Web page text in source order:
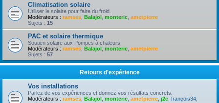
Climatisation solaire
Utiliser le solaire pour faire du froid.
Modérateurs : ramses Balajol monteric ametpierre
Sujets : 15
PAC et solaire thermique
Soutien solaire aux Pompes à chaleurs
Modérateurs : ramses Balajol monteric ametpierre
Sujets : 57
Retours d'expérience
Vos installations
Parlez de vos expériences et donnez vos résultats concrets.
Modérateurs : ramses Balajol monteric ametpierre j2c françois34